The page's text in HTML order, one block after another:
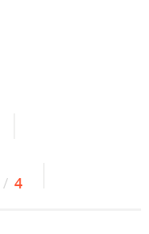
4